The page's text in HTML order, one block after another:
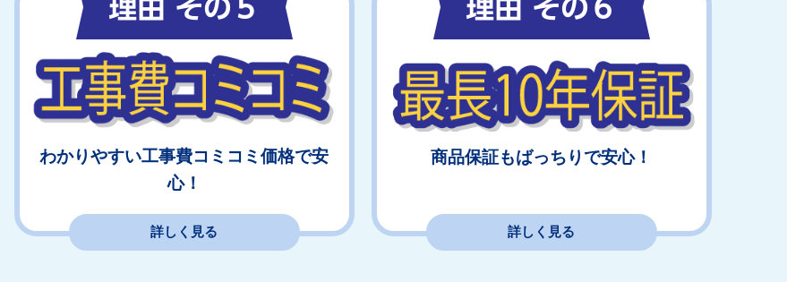
わかりやすい工事費コミコミ価格で安
心！
詳しく見る
商品保証もばっちりで安心！
詳しく見る